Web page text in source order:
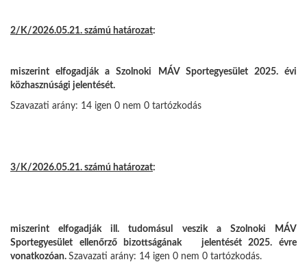
2/K/2026.05.21. számú határozat:
miszerint elfogadják a Szolnoki MÁV Sportegyesület 2025. évi
közhasznúsági jelentését.
Szavazati arány: 14 igen 0 nem 0 tartózkodás
3/K/2026.05.21. számú határozat:
miszerint elfogadják ill. tudomásul veszik a Szolnoki MÁV
Sportegyesület ellenőrző bizottságának jelentését 2025. évre
vonatkozóan. Szavazati arány: 14 igen 0 nem 0 tartózkodás.